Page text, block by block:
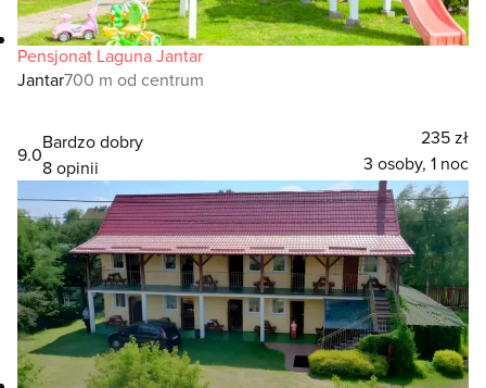
Pensjonat Laguna Jantar
Jantar700 m od centrum
9.0
Bardzo dobry
8 opinii
235 zł
3 osoby, 1 noc